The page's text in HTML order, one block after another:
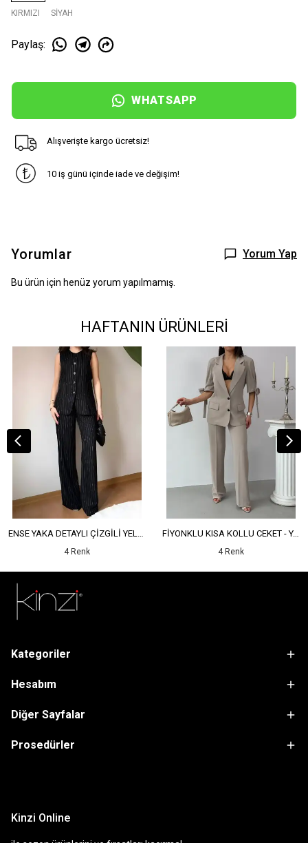
KIRMIZI SİYAH
Paylaş:
WHATSAPP
Alışverişte kargo ücretsiz!
10 iş günü içinde iade ve değişim!
Yorumlar Yorum Yap
Bu ürün için henüz yorum yapılmamış.
HAFTANIN ÜRÜNLERİ
ENSE YAKA DETAYLI ÇİZGİLİ YELEK - YÜKSEK BEL DETAYLI ÇİZGİLİ PANTOLON
4 Renk
FİYONKLU KISA KOLLU CEKET - YÜKSEK BEL SALAŞ PANTOLON
4 Renk
Kategoriler
Hesabım
Diğer Sayfalar
Prosedürler
Kinzi Online